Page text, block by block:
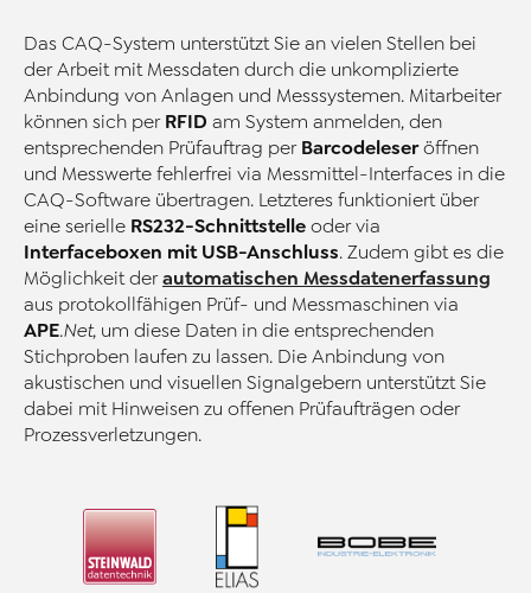
Das CAQ-System unterstützt Sie an vielen Stellen bei
der Arbeit mit Messdaten durch die unkomplizierte
Anbindung von Anlagen und Messsystemen. Mitarbeiter
können sich per RFID am System anmelden, den
entsprechenden Prüfauftrag per Barcodeleseröffnen
und Messwerte fehlerfrei via Messmittel-Interfaces in die
CAQ-Software übertragen. Letzteres funktioniert über
eine serielle RS232-Schnittstelle oder via
Interfaceboxen mit USB-Anschluss. Zudem gibt es die
Möglichkeit derautomatischen Messdatenerfassung
aus protokollfähigen Prüf- und Messmaschinen via
APE.Net, um diese Daten in die entsprechenden
Stichproben laufen zu lassen. Die Anbindung von
akustischen und visuellen Signalgebern unterstützt Sie
dabei mit Hinweisen zu offenen Prüfaufträgen oder
Prozessverletzungen.